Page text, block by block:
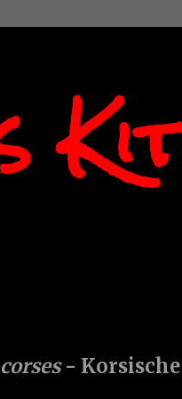
- Korsische